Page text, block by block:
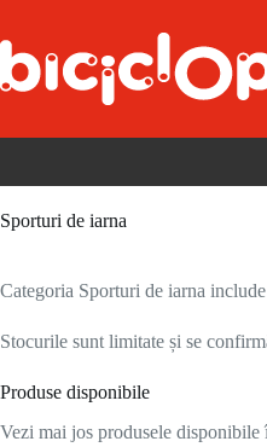
Sporturi de iarna
Categoria Sporturi de iarna
Stocurile sunt limitate și se
Produse disponibile
Vezi mai jos produsele disponibile